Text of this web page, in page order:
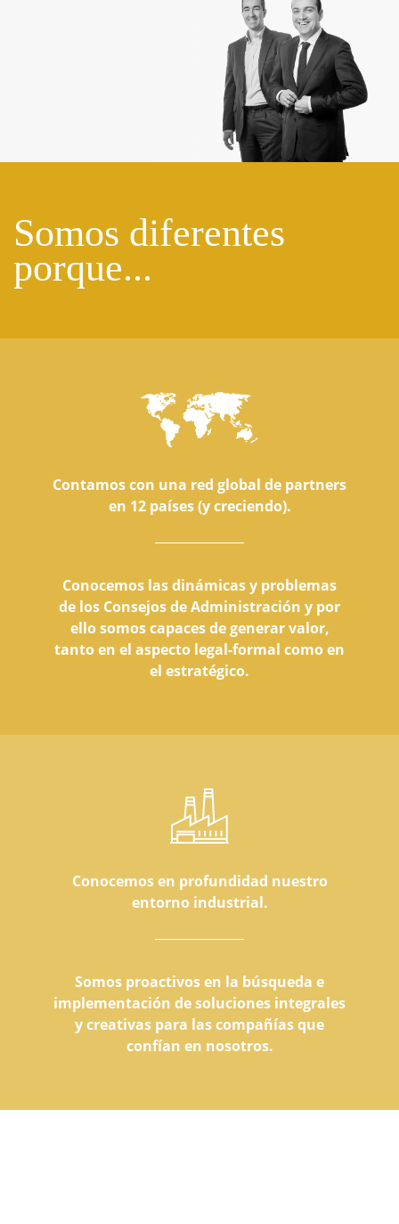
Somos diferentes
porque...
Contamos con una red global de partners
en 12 países (y creciendo).
Conocemos las dinámicas y problemas
de los Consejos de Administración y por
ello somos capaces de generar valor,
tanto en el aspecto legal-formal como en
el estratégico.
Conocemos en profundidad nuestro
entorno industrial.
Somos proactivos en la búsqueda e
implementación de soluciones integrales
y creativas para las compañías que
confían en nosotros.